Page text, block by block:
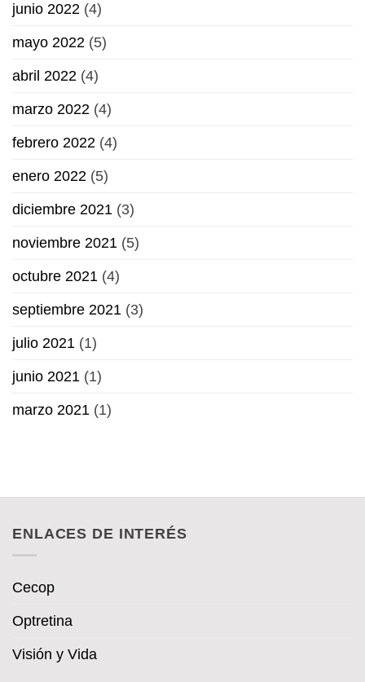
junio 2022 (4)
mayo 2022 (5)
abril 2022 (4)
marzo 2022 (4)
febrero 2022 (4)
enero 2022 (5)
diciembre 2021 (3)
noviembre 2021 (5)
octubre 2021 (4)
septiembre 2021 (3)
julio 2021 (1)
junio 2021 (1)
marzo 2021 (1)
ENLACES DE INTERÉS
Cecop
Optretina
Visión y Vida